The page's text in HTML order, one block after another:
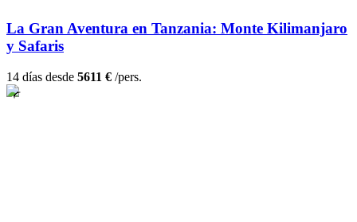
La Gran Aventura en Tanzania: Monte Kilimanjaro
y Safaris
14 días desde 5611 € /pers.